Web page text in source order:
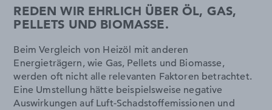
REDEN WIR EHRLICH ÜBER ÖL, GAS,
PELLETS UND BIOMASSE.
Beim Vergleich von Heizöl mit anderen
Energieträgern, wie Gas, Pellets und Biomasse,
werden oft nicht alle relevanten Faktoren betrachtet.
Eine Umstellung hätte beispielsweise negative
Auswirkungen auf Luft-Schadstoffemissionen und